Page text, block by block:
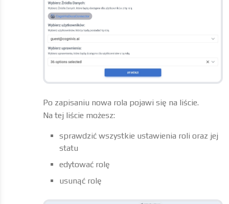
Po zapisaniu nowa rola pojawi się na liście.
Na tej liście możesz:
sprawdzić wszystkie ustawienia roli oraz jej
statu
edytować rolę
usunąć rolę